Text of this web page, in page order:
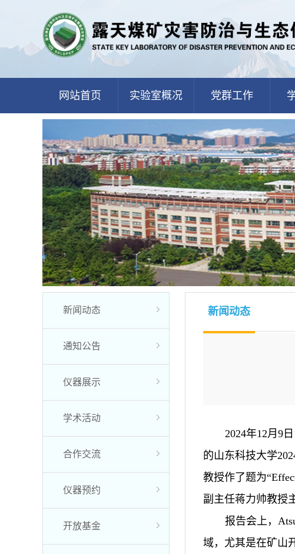
网站首页 实验室概况 党群工作
新闻动态
通知公告
仪器展示
学术活动
合作交流
仪器预约
开放基金
新闻动态
2024年12月9
的山东科技大学
教授作了题为
副主任蒋力帅教授
报告会上，
域，尤其是在矿山